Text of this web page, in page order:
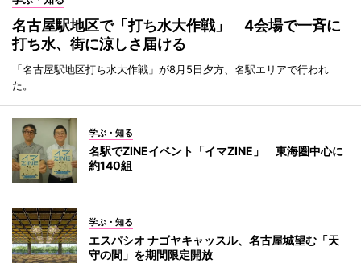
名古屋駅地区で「打ち水大作戦」 4会場で一斉に
打ち水、街に涼しさ届ける
「名古屋駅地区打ち水大作戦」が8月5日夕方、名駅エリアで行われ
た。
学ぶ・知る
名駅でZINEイベント「イマZINE」 東海圏中心に
約140組
学ぶ・知る
エスパシオ ナゴヤキャッスル、名古屋城望む「天
守の間」を期間限定開放